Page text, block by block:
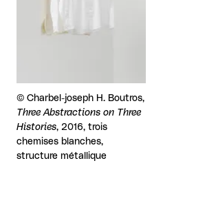
Droits réservés :
© Charbel-joseph H. Boutros,
Three Abstractions on Three
Histories, 2016, trois
chemises blanches,
structure métallique